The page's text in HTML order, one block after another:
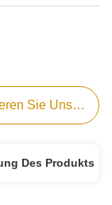
Sie Uns Jetzt
Des Produkts